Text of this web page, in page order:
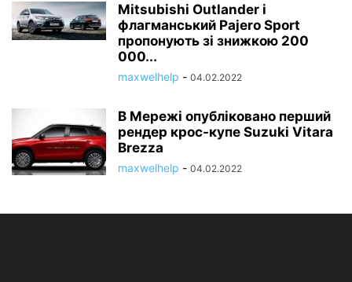
Mitsubishi Outlander і
флагманський Pajero Sport
пропонують зі знижкою 200
000...
maxwelhelp - 04.02.2022
В Мережі опубліковано перший
рендер крос-купе Suzuki Vitara
Brezza
maxwelhelp - 04.02.2022